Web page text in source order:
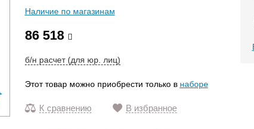
Наличие по магазинам
86 518
б/н расчет (для юр. лиц)
Этот товар можно приобрести только в наборе
К сравнению В избранное